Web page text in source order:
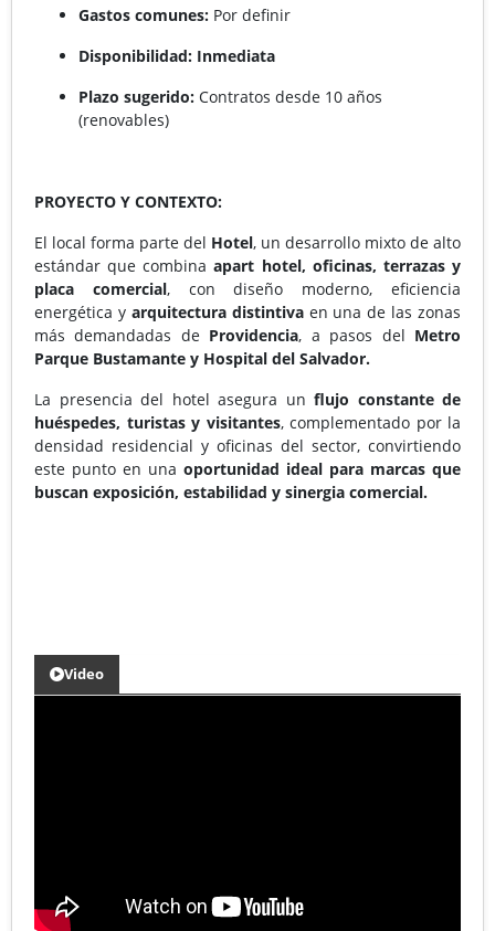
Gastos comunes: Por definir
Disponibilidad: Inmediata
Plazo sugerido: Contratos desde 10 años
(renovables)
PROYECTO Y CONTEXTO:
El local forma parte del Hotel, un desarrollo mixto de alto
estándar que combinaapart hotel, oficinas, terrazas y
placa comercial, con diseño moderno, eficiencia
energética y arquitectura distintivaen una de las zonas
más demandadas de Providencia, a pasos del Metro
Parque Bustamante y Hospital del Salvador.
La presencia del hotel asegura un flujo constante de
huéspedes, turistas y visitantes, complementado por la
densidad residencial y oficinas del sector, convirtiendo
este punto en una oportunidad ideal para marcas que
buscan exposición, estabilidad y sinergia comercial.
Video